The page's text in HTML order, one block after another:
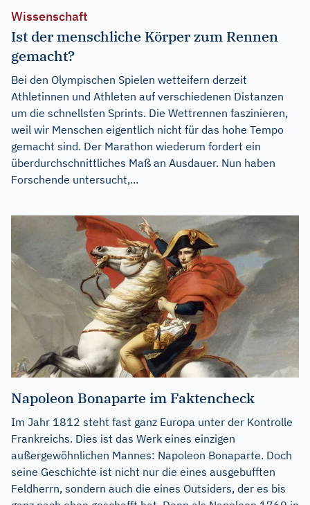
Wissenschaft
Ist der menschliche Körper zum Rennen
gemacht?
Bei den Olympischen Spielen wetteifern derzeit
Athletinnen und Athleten auf verschiedenen Distanzen
um die schnellsten Sprints. Die Wettrennen faszinieren,
weil wir Menschen eigentlich nicht für das hohe Tempo
gemacht sind. Der Marathon wiederum fordert ein
überdurchschnittliches Maß an Ausdauer. Nun haben
Forschende untersucht,...
Napoleon Bonaparte im Faktencheck
Im Jahr 1812 steht fast ganz Europa unter der Kontrolle
Frankreichs. Dies ist das Werk eines einzigen
außergewöhnlichen Mannes: Napoleon Bonaparte. Doch
seine Geschichte ist nicht nur die eines ausgebufften
Feldherrn, sondern auch die eines Outsiders, der es bis